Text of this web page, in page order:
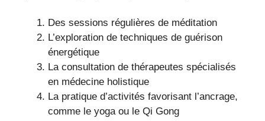
Des sessions régulières de méditation
L’exploration de techniques de guérison
énergétique
La consultation de thérapeutes spécialisés
en médecine holistique
La pratique d’activités favorisant l’ancrage,
comme le yoga ou le Qi Gong